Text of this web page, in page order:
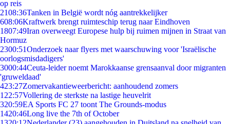
op reis
2108:36Tanken in België wordt nóg aantrekkelijker
608:06Kraftwerk brengt ruimteschip terug naar Eindhoven
1807:49Iran overweegt Europese hulp bij ruimen mijnen in Straat van
Hormuz
2300:51Onderzoek naar flyers met waarschuwing voor 'Israëlische
oorlogsmisdadigers'
3000:44Ceuta-leider noemt Marokkaanse grensaanval door migranten
'gruweldaad'
423:27Zomervakantieweerbericht: aanhoudend zomers
1 22:57Vollering de sterkste na lastige heuvelrit
320:59EA Sports FC 27 toont The Grounds-modus
1420:46Long live the 7th of October